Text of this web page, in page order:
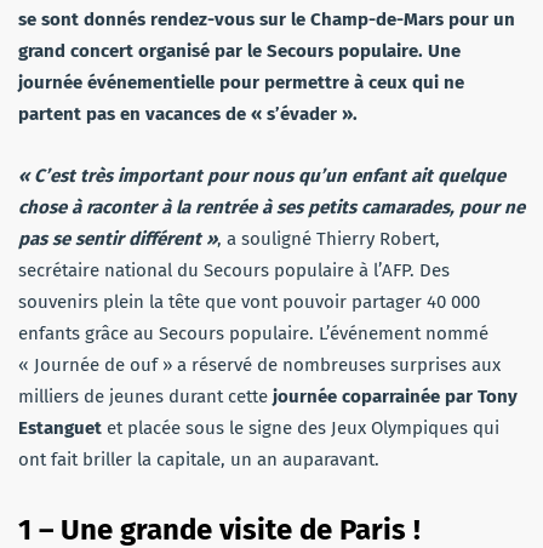
se sont donnés rendez-vous sur le Champ-de-Mars pour un
grand concert organisé par le Secours populaire. Une
journée événementielle pour permettre à ceux qui ne
partent pas en vacances de « s’évader ».
« C’est très important pour nous qu’un enfant ait quelque
chose à raconter à la rentrée à ses petits camarades, pour ne
pas se sentir différent », a souligné Thierry Robert,
secrétaire national du Secours populaire à l’AFP. Des
souvenirs plein la tête que vont pouvoir partager 40 000
enfants grâce au Secours populaire. L’événement nommé
« Journée de ouf » a réservé de nombreuses surprises aux
milliers de jeunes durant cette journée coparrainée par Tony
Estanguet et placée sous le signe des Jeux Olympiques qui
ont fait briller la capitale, un an auparavant.
1 – Une grande visite de Paris !